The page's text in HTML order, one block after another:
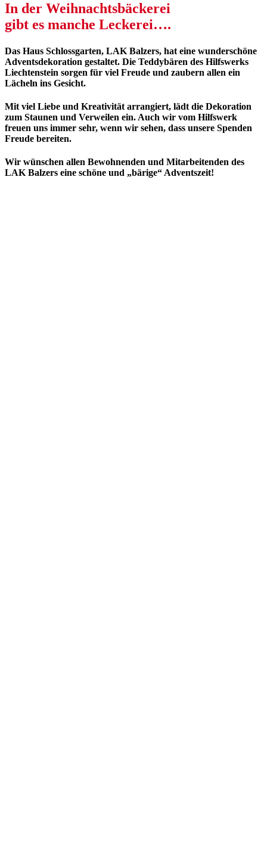
In der Weihnachtsbäckerei
gibt es manche Leckerei….
Das Haus Schlossgarten, LAK Balzers, hat eine wunderschöne
Adventsdekoration gestaltet. Die Teddybären des Hilfswerks
Liechtenstein sorgen für viel Freude und zaubern allen ein
Lächeln ins Gesicht.
Mit viel Liebe und Kreativität arrangiert, lädt die Dekoration
zum Staunen und Verweilen ein. Auch wir vom Hilfswerk
freuen uns immer sehr, wenn wir sehen, dass unsere Spenden
Freude bereiten.
Wir wünschen allen Bewohnenden und Mitarbeitenden des
LAK Balzers eine schöne und „bärige“ Adventszeit!